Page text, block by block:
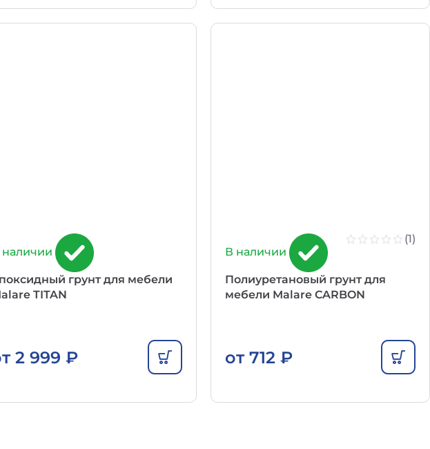
наличии
грунт для мебели
TITAN
2 999 ₽
В наличии
(1)
Полиуретановый грунт для
мебели Malare CARBON
от 712 ₽